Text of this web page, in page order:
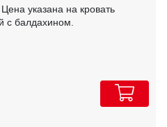
указана на кровать
с балдахином.